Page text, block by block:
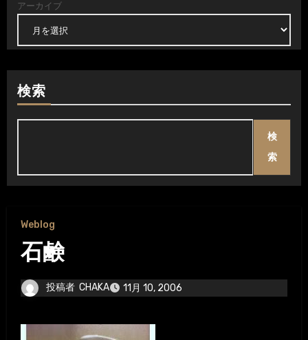
アーカイブ
検索
検
索
Weblog
石鹸
投稿者 CHAKA 11月 10, 2006